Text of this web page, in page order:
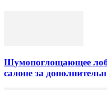
Шумопоглощающее
салоне за